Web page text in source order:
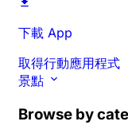
下載 App
取得行動應用程式
景點
Browse by